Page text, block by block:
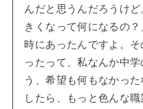
んだと思うんだろうけ
きくなって何になるの
時にあったんですよ。
ったって、私なんか中
う、希望も何もなかっ
したら、もっと色んな